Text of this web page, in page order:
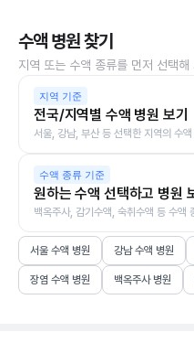
수액 병원 찾기
지역 또는 수액 종류를 먼저 선택
지역 기준
전국/지역별 수액 병원 보기
서울, 강남, 부산 등 선택한 지역의 수
수액 종류 기준
원하는 수액 선택하고 병원
백옥주사, 감기수액, 숙취수액 등 수액
서울 수액 병원 강남 수액 병원
장염 수액 병원 백옥주사 병원